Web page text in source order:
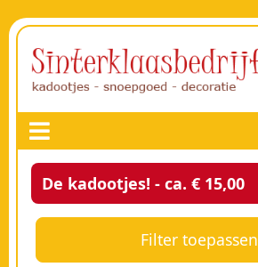
De kadootjes! - ca. € 15,00
Filter toepassen